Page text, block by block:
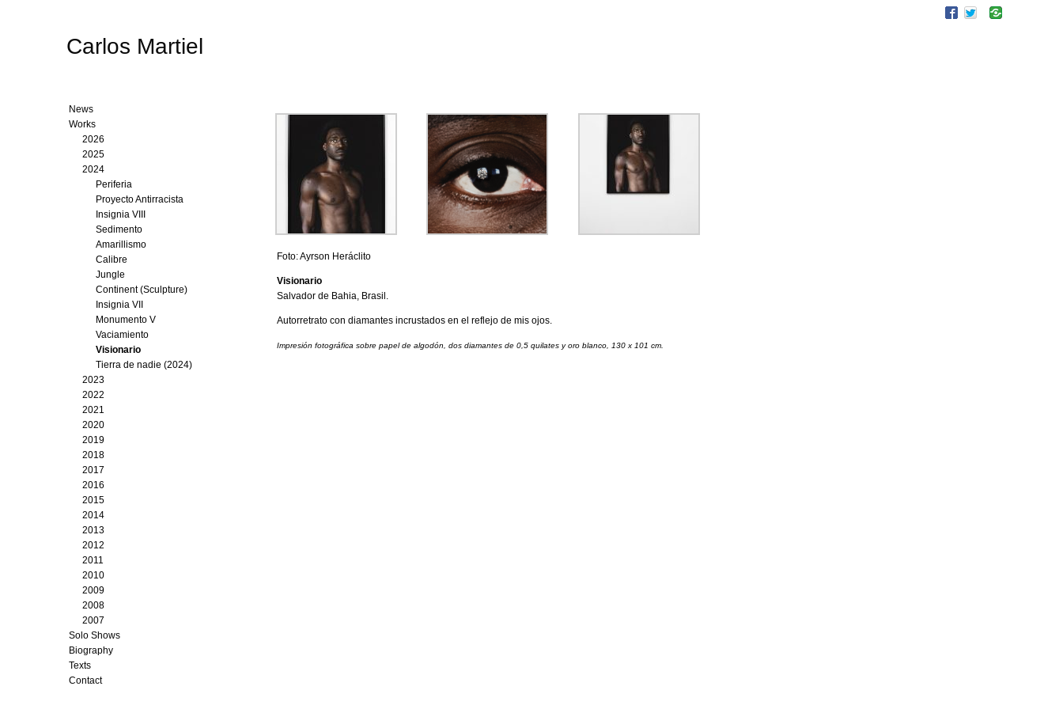
Carlos Martiel
Foto: Ayrson Heráclito
Visionario
Salvador de Bahia, Brasil.
Autorretrato con diamantes incrustados en el reflejo de mis ojos.
Impresión fotográfica sobre papel de algodón, dos diamantes de 0,5 quilates y oro blanco, 130 x 101 cm.
News
Works
2026
2025
2024
Periferia
Proyecto Antirracista
Insignia VIII
Sedimento
Amarillismo
Calibre
Jungle
Continent (Sculpture)
Insignia VII
Monumento V
Vaciamiento
Visionario
Tierra de nadie (2024)
2023
2022
2021
2020
2019
2018
2017
2016
2015
2014
2013
2012
2011
2010
2009
2008
2007
Solo Shows
Biography
Texts
Contact